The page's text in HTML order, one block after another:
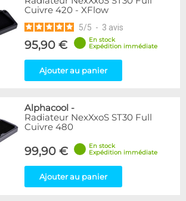
Cuivre 420 - XFlow
5/5 - 3 avis
95,90 €
En stock
Expédition immédiate
Ajouter au panier
Alphacool -
Radiateur NexXxoS ST30 Full
Cuivre 480
99,90 €
En stock
Expédition immédiate
Ajouter au panier